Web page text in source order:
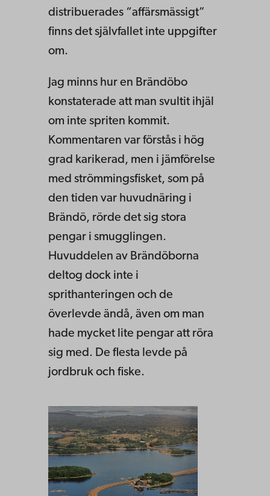
distribuerades “affärsmässigt”
finns det självfallet inte uppgifter
om.
Jag minns hur en Brändöbo
konstaterade att man svultit ihjäl
om inte spriten kommit.
Kommentaren var förstås i hög
grad karikerad, men i jämförelse
med strömmingsfisket, som på
den tiden var huvudnäring i
Brändö, rörde det sig stora
pengar i smugglingen.
Huvuddelen av Brändöborna
deltog dock inte i
sprithanteringen och de
överlevde ändå, även om man
hade mycket lite pengar att röra
sig med. De flesta levde på
jordbruk och fiske.